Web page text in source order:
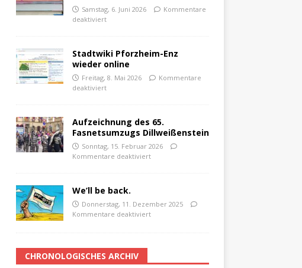
Samstag, 6. Juni 2026
Kommentare
deaktiviert
Stadtwiki Pforzheim-Enz
wieder online
Freitag, 8. Mai 2026
Kommentare
deaktiviert
Aufzeichnung des 65.
Fasnetsumzugs Dillweißenstein
Sonntag, 15. Februar 2026
Kommentare deaktiviert
We’ll be back.
Donnerstag, 11. Dezember 2025
Kommentare deaktiviert
CHRONOLOGISCHES ARCHIV